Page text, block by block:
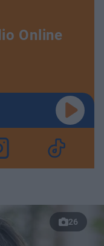
Online
26